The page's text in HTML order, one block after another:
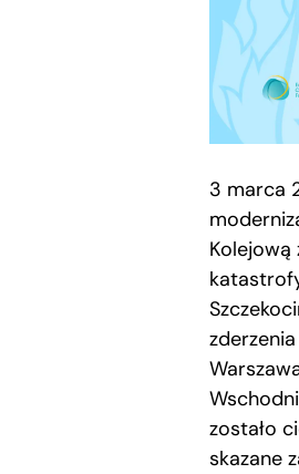
3 marca
Kolejową
zostało
skazane